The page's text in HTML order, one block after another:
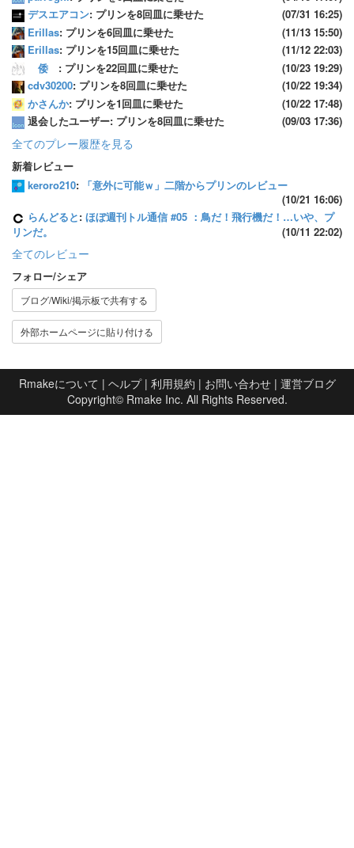
デスエアコン: プリンを8回皿に乗せた
(07/31 16:25)
Erillas: プリンを6回皿に乗せた
(11/13 15:50)
Erillas: プリンを15回皿に乗せた
(11/12 22:03)
倭 : プリンを22回皿に乗せた
(10/23 19:29)
cdv30200: プリンを8回皿に乗せた
(10/22 19:34)
かさんか: プリンを1回皿に乗せた
(10/22 17:48)
退会したユーザー: プリンを8回皿に乗せた
(09/03 17:36)
全てのプレー履歴を見る
新着レビュー
keroro210: 「意外に可能ｗ」二階からプリンのレビュー
(10/21 16:06)
らんどると: ほぼ週刊トル通信 #05 ：鳥だ！飛行機だ！…いや、プ
リンだ。
(10/11 22:02)
全てのレビュー
フォロー/シェア
ブログ/Wiki/掲示板で共有する
外部ホームページに貼り付ける
Rmakeについて | ヘルプ| 利用規約 | お問い合わせ| 運営ブログ
Copyright© Rmake Inc. All Rights Reserved.